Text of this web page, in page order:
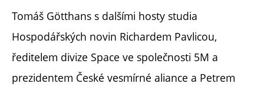
Tomáš Götthans s dalšími hosty studia
Hospodářských novin Richardem Pavlicou,
ředitelem divize Space ve společnosti 5M a
prezidentem České vesmírné aliance a Petrem